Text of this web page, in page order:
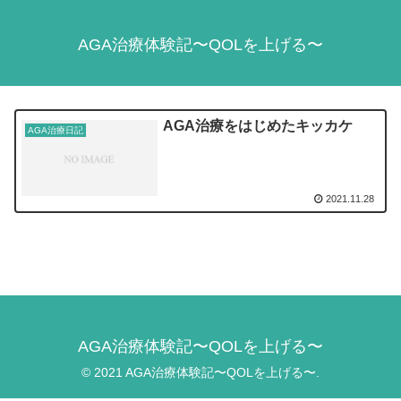
AGA治療体験記〜QOLを上げる〜
AGA治療日記 AGA治療をはじめたキッカケ
2021.11.28
AGA治療体験記〜QOLを上げる〜
© 2021 AGA治療体験記〜QOLを上げる〜.